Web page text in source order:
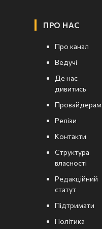
ПРО НАС
Про канал
Ведучі
Де нас
дивитись
Провайдерам
Релізи
Контакти
Структура
власності
Редакційний
статут
Підтримати
Політика